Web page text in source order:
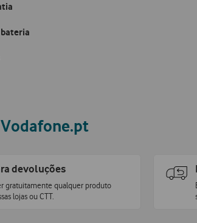
bateria
devoluções
gratuitamente qualquer produto
lojas ou CTT.